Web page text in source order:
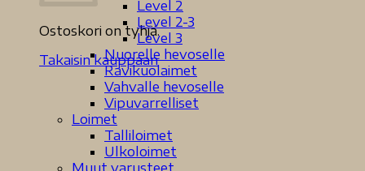
Ostoskori on tyhjä.
Takaisin kauppaan
Level 2
Level 2-3
Level 3
Nuorelle hevoselle
Ravikuolaimet
Vahvalle hevoselle
Vipuvarrelliset
Loimet
Talliloimet
Ulkoloimet
Muut varusteet